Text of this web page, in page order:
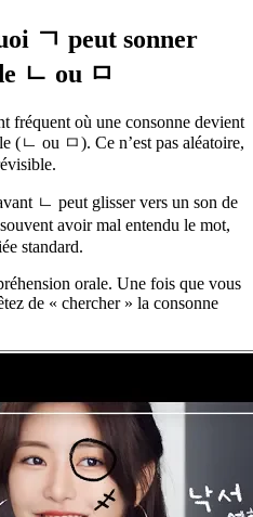
ㄱ peut sonner
ㄴ ou ㅁ
fréquent où une consonne devient
(ㄴ ou ㅁ). Ce n’est pas aléatoire,
ㄴ peut glisser vers un son de
avoir mal entendu le mot,
standard.
orale. Une fois que vous
de « chercher » la consonne